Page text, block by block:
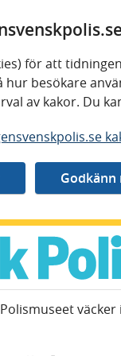
för att
besökare
av kakor. Du
Polismuseet